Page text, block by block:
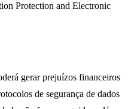
Protection and Electronic
gerar prejuízos financeiros
de segurança de dados